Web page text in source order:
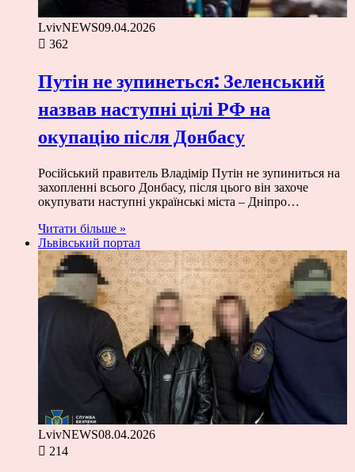
LvivNEWS09.04.2026
362
Путін не зупинеться: Зеленський
назвав наступні цілі РФ на
окупацію після Донбасу
Російський правитель Владімір Путін не зупиниться на
захопленні всього Донбасу, після цього він захоче
окупувати наступні українські міста – Дніпро…
Читати більше »
Львівський портал
LvivNEWS08.04.2026
214